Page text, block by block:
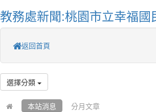
教務處新聞:桃園市立幸福
返回首頁
選擇分類
本站消息 分月文章